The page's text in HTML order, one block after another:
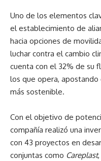
Uno de los elementos
el establecimiento de
hacia opciones de
luchar contra el cambio
cuenta con el 32% de su
los que opera,
más sostenible.
Con el objetivo de
compañía realizó una
con 43 proyectos en
conjuntas como Careplast